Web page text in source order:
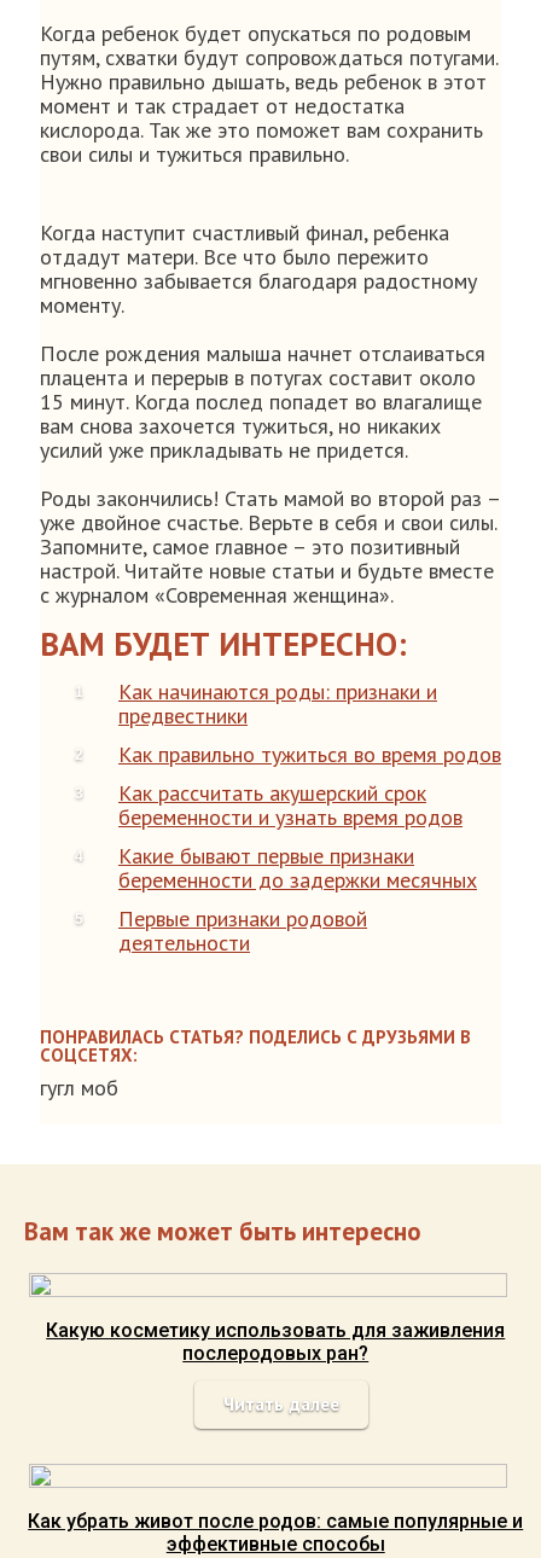
Когда ребенок будет опускаться по родовым
путям, схватки будут сопровождаться потугами.
Нужно правильно дышать, ведь ребенок в этот
момент и так страдает от недостатка
кислорода. Так же это поможет вам сохранить
свои силы и тужиться правильно.
Когда наступит счастливый финал, ребенка
отдадут матери. Все что было пережито
мгновенно забывается благодаря радостному
моменту.
После рождения малыша начнет отслаиваться
плацента и перерыв в потугах составит около
15 минут. Когда послед попадет во влагалище
вам снова захочется тужиться, но никаких
усилий уже прикладывать не придется.
Роды закончились! Стать мамой во второй раз –
уже двойное счастье. Верьте в себя и свои силы.
Запомните, самое главное – это позитивный
настрой. Читайте новые статьи и будьте вместе
с журналом «Современная женщина».
ВАМ БУДЕТ ИНТЕРЕСНО:
Как начинаются роды: признаки и
предвестники
Как правильно тужиться во время родов
Как рассчитать акушерский срок
беременности и узнать время родов
Какие бывают первые признаки
беременности до задержки месячных
Первые признаки родовой
деятельности
ПОНРАВИЛАСЬ СТАТЬЯ? ПОДЕЛИСЬ С ДРУЗЬЯМИ В
СОЦСЕТЯХ:
гугл моб
Вам так же может быть интересно
Какую косметику использовать для заживления
послеродовых ран?
Читать далее
Как убрать живот после родов: самые популярные и
эффективные способы